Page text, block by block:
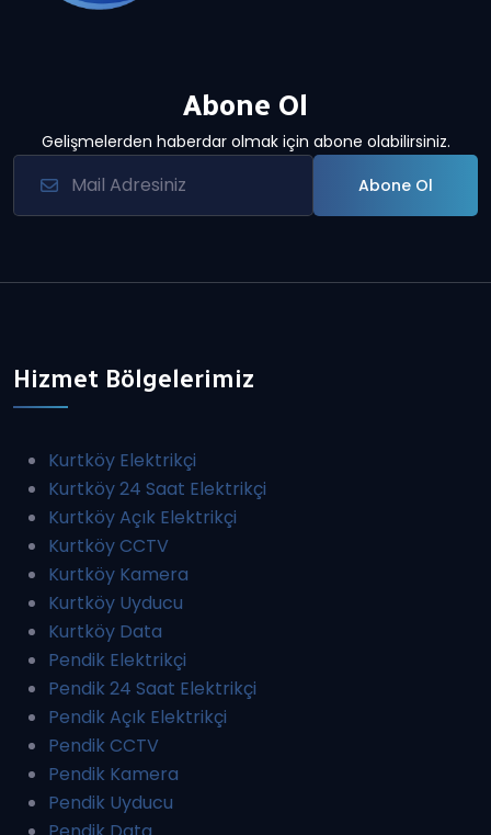
Abone Ol
Gelişmelerden haberdar olmak için abone olabilirsiniz.
Abone Ol
Hizmet Bölgelerimiz
Kurtköy Elektrikçi
Kurtköy 24 Saat Elektrikçi
Kurtköy Açık Elektrikçi
Kurtköy CCTV
Kurtköy Kamera
Kurtköy Uyducu
Kurtköy Data
Pendik Elektrikçi
Pendik 24 Saat Elektrikçi
Pendik Açık Elektrikçi
Pendik CCTV
Pendik Kamera
Pendik Uyducu